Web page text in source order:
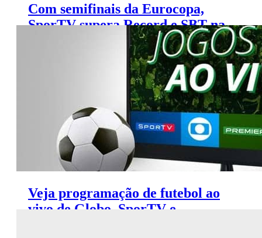
Com semifinais da Eurocopa,
SporTV supera Record e SBT na
Veja programação de futebol ao
vivo de Globo, SporTV e